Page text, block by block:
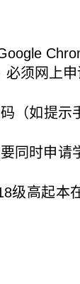
必须网上
（如提示
同时申请
级高起本